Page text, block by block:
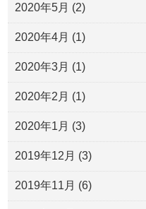
2020年5月 (2)
2020年4月 (1)
2020年3月 (1)
2020年2月 (1)
2020年1月 (3)
2019年12月 (3)
2019年11月 (6)